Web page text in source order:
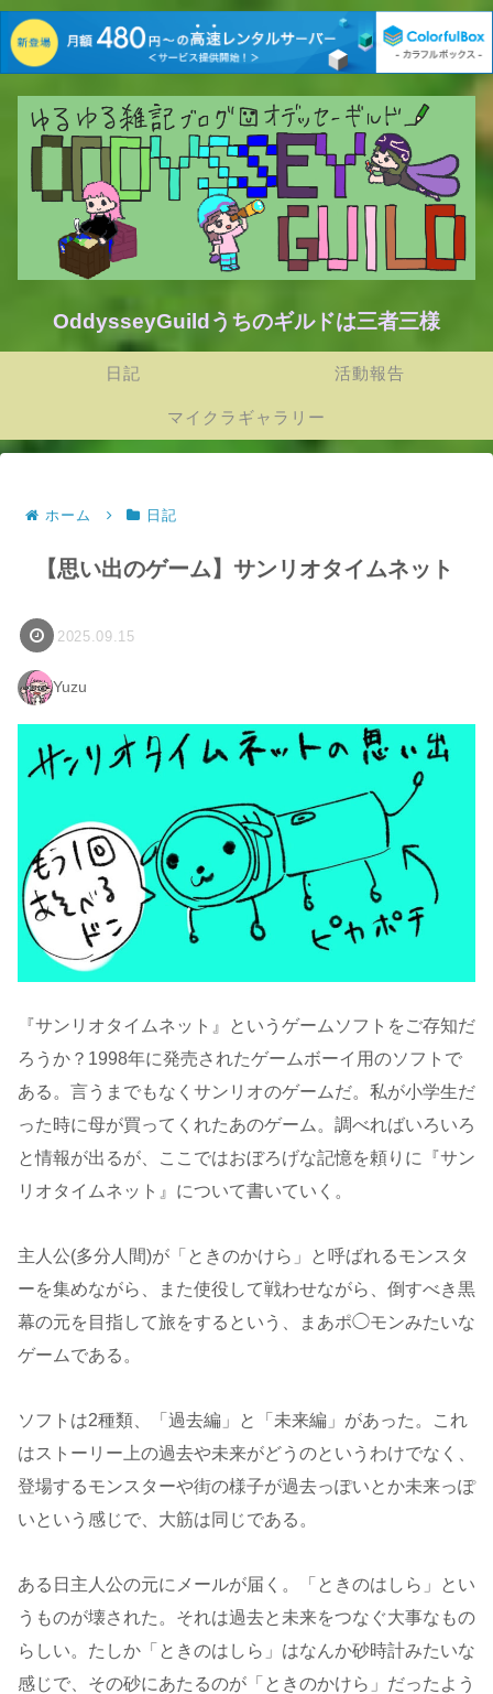
OddysseyGuildうちのギルドは三者三様
日記 活動報告
マイクラギャラリー
ホーム 日記
【思い出のゲーム】サンリオタイムネット
2025.09.15
Yuzu
『サンリオタイムネット』というゲームソフトをご存知だ
ろうか？1998年に発売されたゲームボーイ用のソフトで
ある。言うまでもなくサンリオのゲームだ。私が小学生だ
った時に母が買ってくれたあのゲーム。調べればいろいろ
と情報が出るが、ここではおぼろげな記憶を頼りに『サン
リオタイムネット』について書いていく。
主人公(多分人間)が「ときのかけら」と呼ばれるモンスタ
ーを集めながら、また使役して戦わせながら、倒すべき黒
幕の元を目指して旅をするという、まあポ◯モンみたいな
ゲームである。
ソフトは2種類、「過去編」と「未来編」があった。これ
はストーリー上の過去や未来がどうのというわけでなく、
登場するモンスターや街の様子が過去っぽいとか未来っぽ
いという感じで、大筋は同じである。
ある日主人公の元にメールが届く。「ときのはしら」とい
うものが壊された。それは過去と未来をつなぐ大事なもの
らしい。たしか「ときのはしら」はなんか砂時計みたいな
感じで、その砂にあたるのが「ときのかけら」だったよう